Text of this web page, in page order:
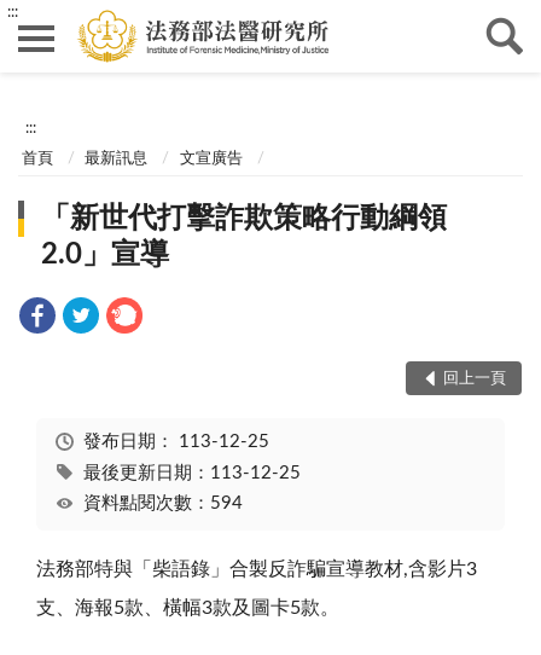
:::
:::
首頁 最新訊息 文宣廣告
「新世代打擊詐欺策略行動綱領
2.0」宣導
回上一頁
發布日期： 113-12-25
最後更新日期：113-12-25
資料點閱次數：594
法務部特與「柴語錄」合製反詐騙宣導教材,含影片3
支、海報5款、橫幅3款及圖卡5款。